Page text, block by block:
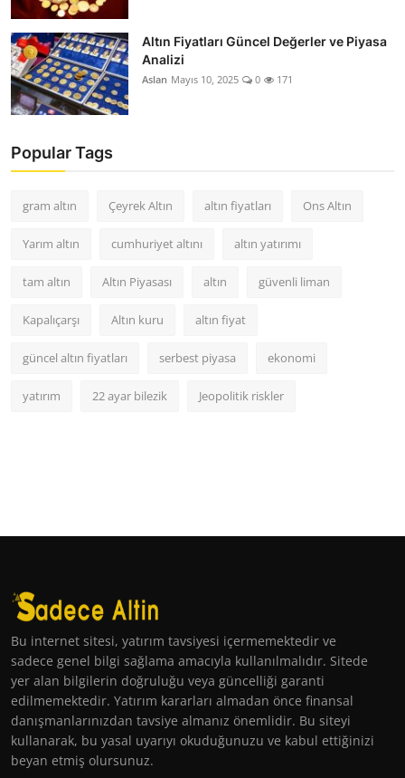
Altın Fiyatları Güncel Değerler ve Piyasa
Analizi
Aslan Mayıs 10, 2025 0 171
Popular Tags
gram altın Çeyrek Altın altın fiyatları Ons Altın
Yarım altın cumhuriyet altını altın yatırımı
tam altın Altın Piyasası altın güvenli liman
Kapalıçarşı Altın kuru altın fiyat
güncel altın fiyatları serbest piyasa ekonomi
yatırım 22 ayar bilezik Jeopolitik riskler
Bu internet sitesi, yatırım tavsiyesi içermemektedir ve
sadece genel bilgi sağlama amacıyla kullanılmalıdır. Sitede
yer alan bilgilerin doğruluğu veya güncelliği garanti
edilmemektedir. Yatırım kararları almadan önce finansal
danışmanlarınızdan tavsiye almanız önemlidir. Bu siteyi
kullanarak, bu yasal uyarıyı okuduğunuzu ve kabul ettiğinizi
beyan etmiş olursunuz.